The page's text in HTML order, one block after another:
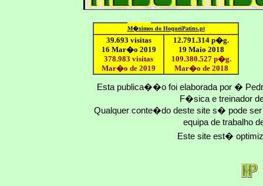
M�ximos do HoqueiPatins.pt
39.693 visitas
16 Mar�o 2019
378.983 visitas
Mar�o de 2019
12.791.314 p�g.
19 Maio 2018
109.380.527p�g.
Mar�o de 2018
Esta publica��o foi elaborada por �
F�sica e treinador
Qualquer conte�do deste site s� pode
equipa de trabalho
Este site est�